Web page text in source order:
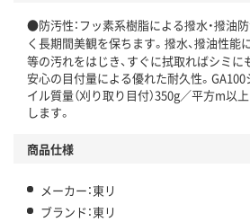
●防汚性：フッ素系樹脂による撥水・撥油
く長期間美観を保ちます。撥水、撥油性能
等の汚れをはじき、すぐに拭取ればシミに
安心の目付量による優れた耐久性。GA100
イル質量（刈り取り目付）350g／平方m以
します。
商品仕様
メーカー：東リ
ブランド：東リ